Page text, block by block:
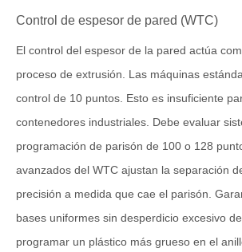
Control de espesor de pared (WTC)
El control del espesor de la pared actúa
proceso de extrusión. Las máquinas
control de 10 puntos. Esto es insuficiente
contenedores industriales. Debe evaluar
programación de parisón de 100 o 128
avanzados del WTC ajustan la separación
precisión a medida que cae el parisón.
bases uniformes sin desperdicio excesivo
programar un plástico más grueso en el